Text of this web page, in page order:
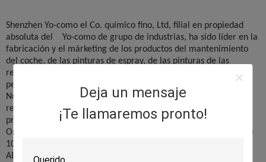
Deja un mensaje
¡Te llamaremos pronto!
Shenzhen Yo-como el Co. químico fino, Ltd, filial en propiedad
absoluta del Yo-como de grupo de industrias, ha sido líder en la
fabricación y el márketing de los productos del mantenimiento
del coche, de las pinturas de espray, de las pinturas de las
reparaciones de la puntura del neumático, del marcado, de los
pegamentos del espray, de los plumeros del aire, del etc.
Nuestros productos se han exportado a más de 68 países y
regiones, incluyendo los E.E.U.U. y la UE, y nuestros mercados
principales son: UE, suramericano, Suráfrica, Australia, Medio
Oriente y países asiáticos. Ahora tenemos más única agencia de
10 en el mundo que están distribuyendo nuestra marca de
AEROPAK o marca del CAPITÁN.